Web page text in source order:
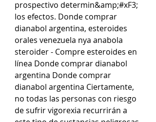
prospectivo determin&amp;#xF3;
los efectos. Donde comprar
dianabol argentina, esteroides
orales venezuela nya anabola
steroider - Compre esteroides en
línea Donde comprar dianabol
argentina Donde comprar
dianabol argentina Ciertamente,
no todas las personas con riesgo
de sufrir vigorexia recurrirán a